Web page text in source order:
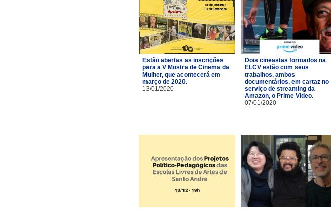
Estão abertas as inscrições
para a V Mostra de Cinema da
Mulher, que acontecerá em
março de 2020.
13/01/2020
Dois cineastas formados na
ELCV estão com seus
trabalhos, ambos
documentários, em cartaz no
serviço de streaming da
Amazon, o Prime Video.
07/01/2020